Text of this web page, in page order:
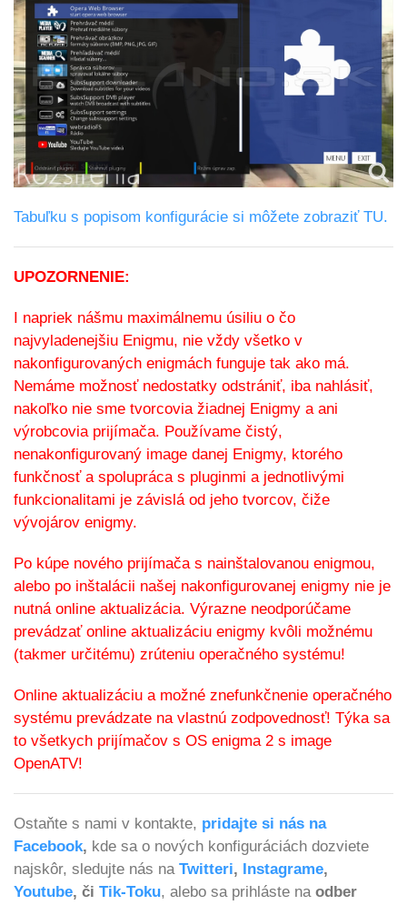
Tabuľku s popisom konfigurácie si môžete zobraziť TU.
UPOZORNENIE:
I napriek nášmu maximálnemu úsiliu o čo
najvyladenejšiu Enigmu, nie vždy všetko v
nakonfigurovaných enigmách funguje tak ako má.
Nemáme možnosť nedostatky odstrániť, iba nahlásiť,
nakoľko nie sme tvorcovia žiadnej Enigmy a ani
výrobcovia prijímača. Používame čistý,
nenakonfigurovaný image danej Enigmy, ktorého
funkčnosť a spolupráca s pluginmi a jednotlivými
funkcionalitami je závislá od jeho tvorcov, čiže
vývojárov enigmy.
Po kúpe nového prijímača s nainštalovanou enigmou,
alebo po inštalácii našej nakonfigurovanej enigmy nie je
nutná online aktualizácia. Výrazne neodporúčame
prevádzať online aktualizáciu enigmy kvôli možnému
(takmer určitému) zrúteniu operačného systému!
Online aktualizáciu a možné znefunkčnenie operačného
systému prevádzate na vlastnú zodpovednosť! Týka sa
to všetkych prijímačov s OS enigma 2 s image
OpenATV!
Ostaňte s nami v kontakte, pridajte si nás na
Facebook, kde sa o nových konfiguráciách dozviete
najskôr, sledujte nás na Twitteri, Instagrame,
Youtube, či Tik-Toku, alebo sa prihláste na odber